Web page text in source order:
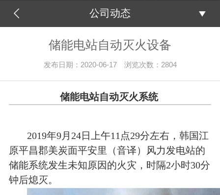
公司动态
储能电站自动灭火设备
发布日期：2020-06-17 浏览次数： 2804
储能电站自动灭火系统
2019年9月24日上午11点29分左右，韩国江
原平昌郡美炭面平安里（音译）风力发电站的
储能系统发生未知原因的火灾，时隔2小时30分
钟后熄灭。